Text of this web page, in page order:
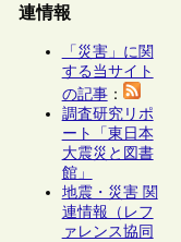
連情報
「災害」に関
する当サイト
の記事：
調査研究リポ
ート「東日本
大震災と図書
館」
地震・災害 関
連情報（レフ
ァレンス協同